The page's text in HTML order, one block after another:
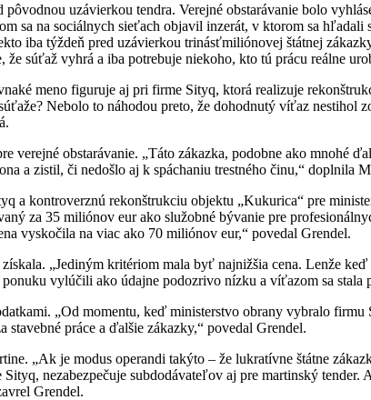
uzávierkou tendra. Verejné obstarávanie bolo
sa na sociálnych sieťach objavil inzerát, v ktorom sa hľadali
iba týždeň pred uzávierkou trinásťmiliónovej štátnej
súťaž vyhrá a iba potrebuje niekoho, kto tú prácu reálne
meno figuruje aj pri firme Sityq, ktorá realizuje
Nebolo to náhodou preto, že dohodnutý víťaz nestihol
obstarávanie. „Táto zákazka, podobne ako mnohé
a zistil, či nedošlo aj k spáchaniu trestného činu,“ doplnila
a kontroverznú rekonštrukciu objektu „Kukurica“ pre
za 35 miliónov eur ako služobné bývanie pre
vyskočila na viac ako 70 miliónov eur,“ povedal Grendel.
„Jediným kritériom mala byť najnižšia cena. Lenže
vylúčili ako údajne podozrivo nízku a víťazom sa stala
„Od momentu, keď ministerstvo obrany vybralo
práce a ďalšie zákazky,“ povedal Grendel.
„Ak je modus operandi takýto – že lukratívne štátne
nezabezpečuje subdodávateľov aj pre martinský
Grendel.